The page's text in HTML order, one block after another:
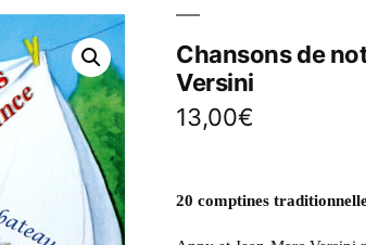
Chansons de
Versini
13,00€
20 comptines